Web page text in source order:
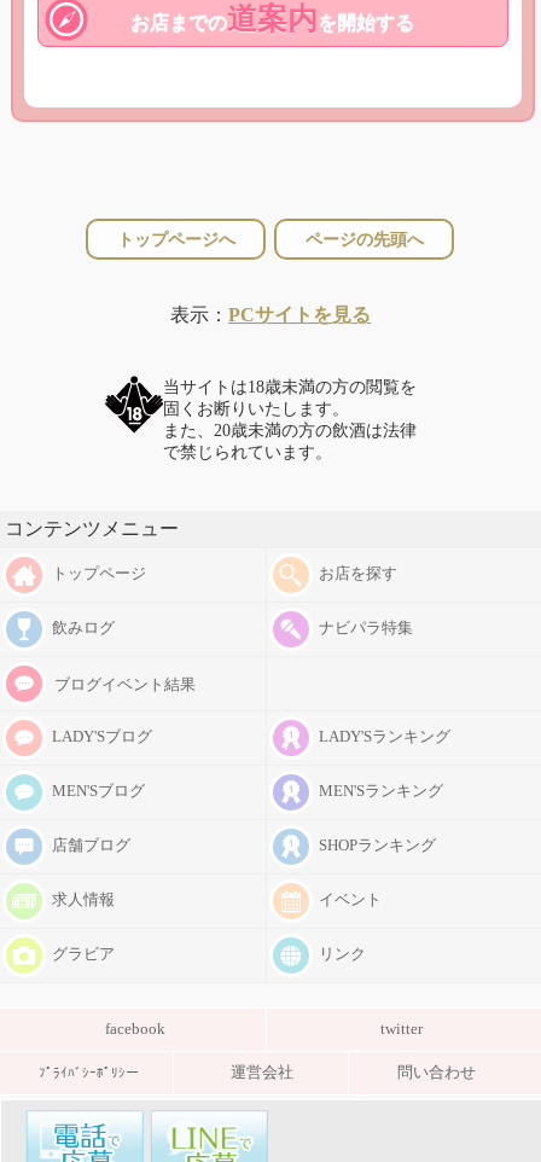
お店までの道案内を開始する
トップページへ ページの先頭へ
表示： PCサイトを見る
当サイトは18歳未満の方の閲覧を
固くお断りいたします。
また、20歳未満の方の飲酒は法律
で禁じられています。
コンテンツメニュー
トップページ お店を探す
飲みログ ナビパラ特集
ブログイベント結果
LADY'Sブログ LADY'Sランキング
MEN'Sブログ MEN'Sランキング
店舗ブログ SHOPランキング
求人情報 イベント
グラビア リンク
facebook twitter
ﾌﾟﾗｲﾊﾞｼｰﾎﾟﾘｼー 運営会社 問い合わせ